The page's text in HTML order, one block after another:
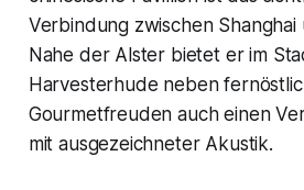
Verbindung zwischen Shanghai
Nahe der Alster bietet er im
Harvesterhude neben
Gourmetfreuden auch einen
mit ausgezeichneter Akustik.